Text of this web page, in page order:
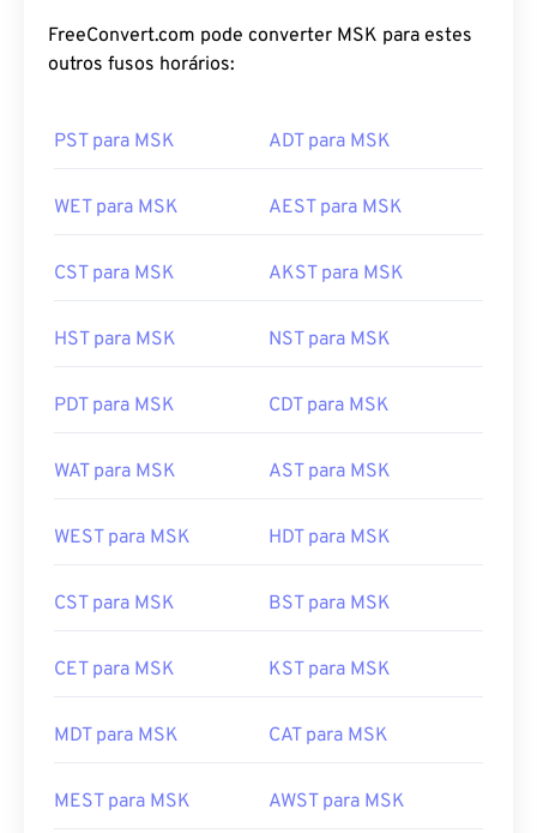
FreeConvert.com pode converter MSK para estes
outros fusos horários:
PST para MSK ADT para MSK
WET para MSK AEST para MSK
CST para MSK AKST para MSK
HST para MSK NST para MSK
PDT para MSK CDT para MSK
WAT para MSK AST para MSK
WEST para MSK HDT para MSK
CST para MSK BST para MSK
CET para MSK KST para MSK
MDT para MSK CAT para MSK
MEST para MSK AWST para MSK